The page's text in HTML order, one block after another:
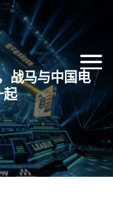
战马与中国电
起